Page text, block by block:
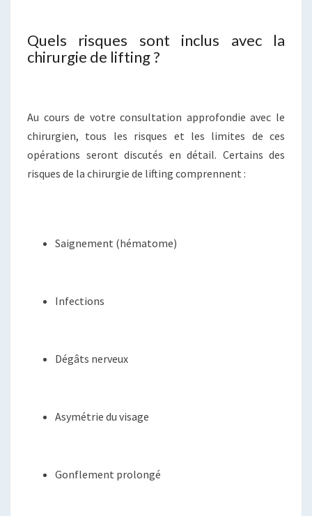
Quels risques sont inclus avec la
chirurgie de lifting ?
Au cours de votre consultation approfondie avec le
chirurgien, tous les risques et les limites de ces
opérations seront discutés en détail. Certains des
risques de la chirurgie de lifting comprennent :
Saignement (hématome)
Infections
Dégâts nerveux
Asymétrie du visage
Gonflement prolongé